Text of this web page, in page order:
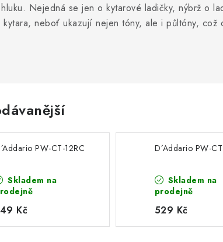
Nejedná se jen o kytarové ladičky, nýbrž o
neboť ukazují nejen tóny, ale i půltóny, což
PW-CT-12RC
Skladem na
Kč
D´Addario PW-
Skladem na
prodejně
529 Kč